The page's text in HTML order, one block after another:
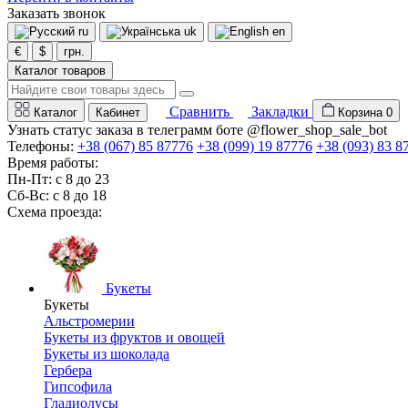
Заказать звонок
ru uk
en
€
$
грн.
Каталог товаров
Каталог Кабинет Сравнить Закладки Корзина 0
Узнать статус заказа в телеграмм боте @flower_shop_sale_bot
Телефоны: +38 (067) 85 87776 +38 (099) 19 87776 +38 (093) 83
Время работы:
Пн-Пт: с 8 до 23
Сб-Вс: с 8 до 18
Схема проезда:
Букеты
Букеты
Альстромерии
Букеты из фруктов и овощей
Букеты из шоколада
Гербера
Гипсофила
Гладиолусы